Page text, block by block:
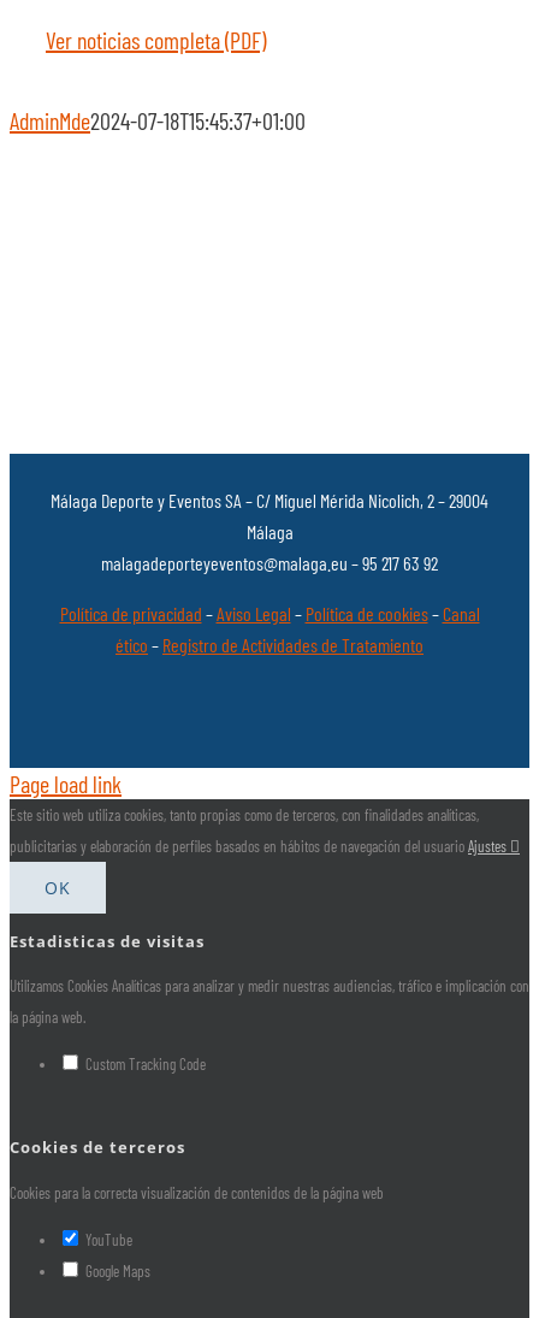
Ver noticias completa (PDF)
AdminMde2024-07-18T15:45:37+01:00
Málaga Deporte y Eventos SA – C/ Miguel Mérida Nicolich, 2 – 29004
Málaga
malagadeporteyeventos@malaga.eu – 95 217 63 92
Política de privacidad –Aviso Legal – Política de cookies–Canal
ético – Registro de Actividades de Tratamiento
Page load link
Este sitio web utiliza cookies, tanto propias como de terceros, con finalidades analíticas,
publicitarias y elaboración de perfiles basados en hábitos de navegación del usuarioAjustes
OK
Estadisticas de visitas
Utilizamos Cookies Analíticas para analizar y medir nuestras audiencias, tráfico e implicación con
la página web.
Custom Tracking Code
Cookies de terceros
Cookies para la correcta visualización de contenidos de la página web
YouTube
Google Maps